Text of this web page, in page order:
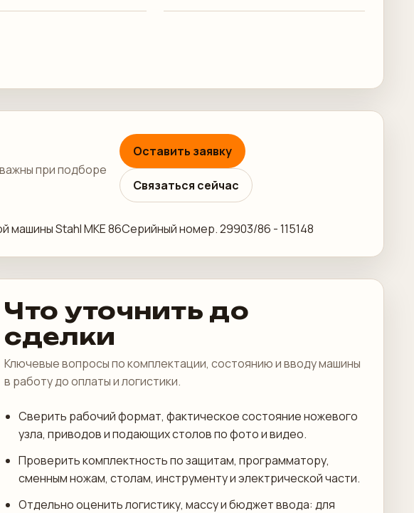
при подборе
Оставить заявку
Связаться сейчас
Stahl MKE 86Серийный номер. 29903/86 - 115148
Что уточнить до
сделки
Ключевые вопросы по комплектации, состоянию и вводу машины
в работу до оплаты и логистики.
Сверить рабочий формат, фактическое состояние ножевого
узла, приводов и подающих столов по фото и видео.
Проверить комплектность по защитам, программатору,
сменным ножам, столам, инструменту и электрической части.
Отдельно оценить логистику, массу и бюджет ввода: для